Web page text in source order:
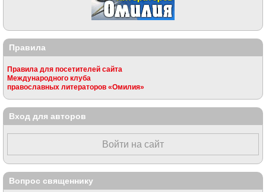
Правила
Правила для посетителей сайта
Международного клуба
православных литераторов «Омилия»
Вход для авторов
Войти на сайт
Вопрос священнику